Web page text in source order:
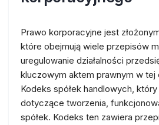
Prawo korporacyjne jest
które obejmują wiele przepisów
uregulowanie działalności
kluczowym aktem prawnym w tej
Kodeks spółek handlowych,
dotyczące tworzenia,
spółek. Kodeks ten zawiera